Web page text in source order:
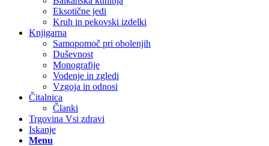
Eksotične jedi
Kruh in pekovski izdelki
Knjigarna
Samopomoč pri obolenjih
Duševnost
Monografije
Vodenje in zgledi
Vzgoja in odnosi
Čitalnica
Članki
Trgovina Vsi zdravi
Iskanje
Menu